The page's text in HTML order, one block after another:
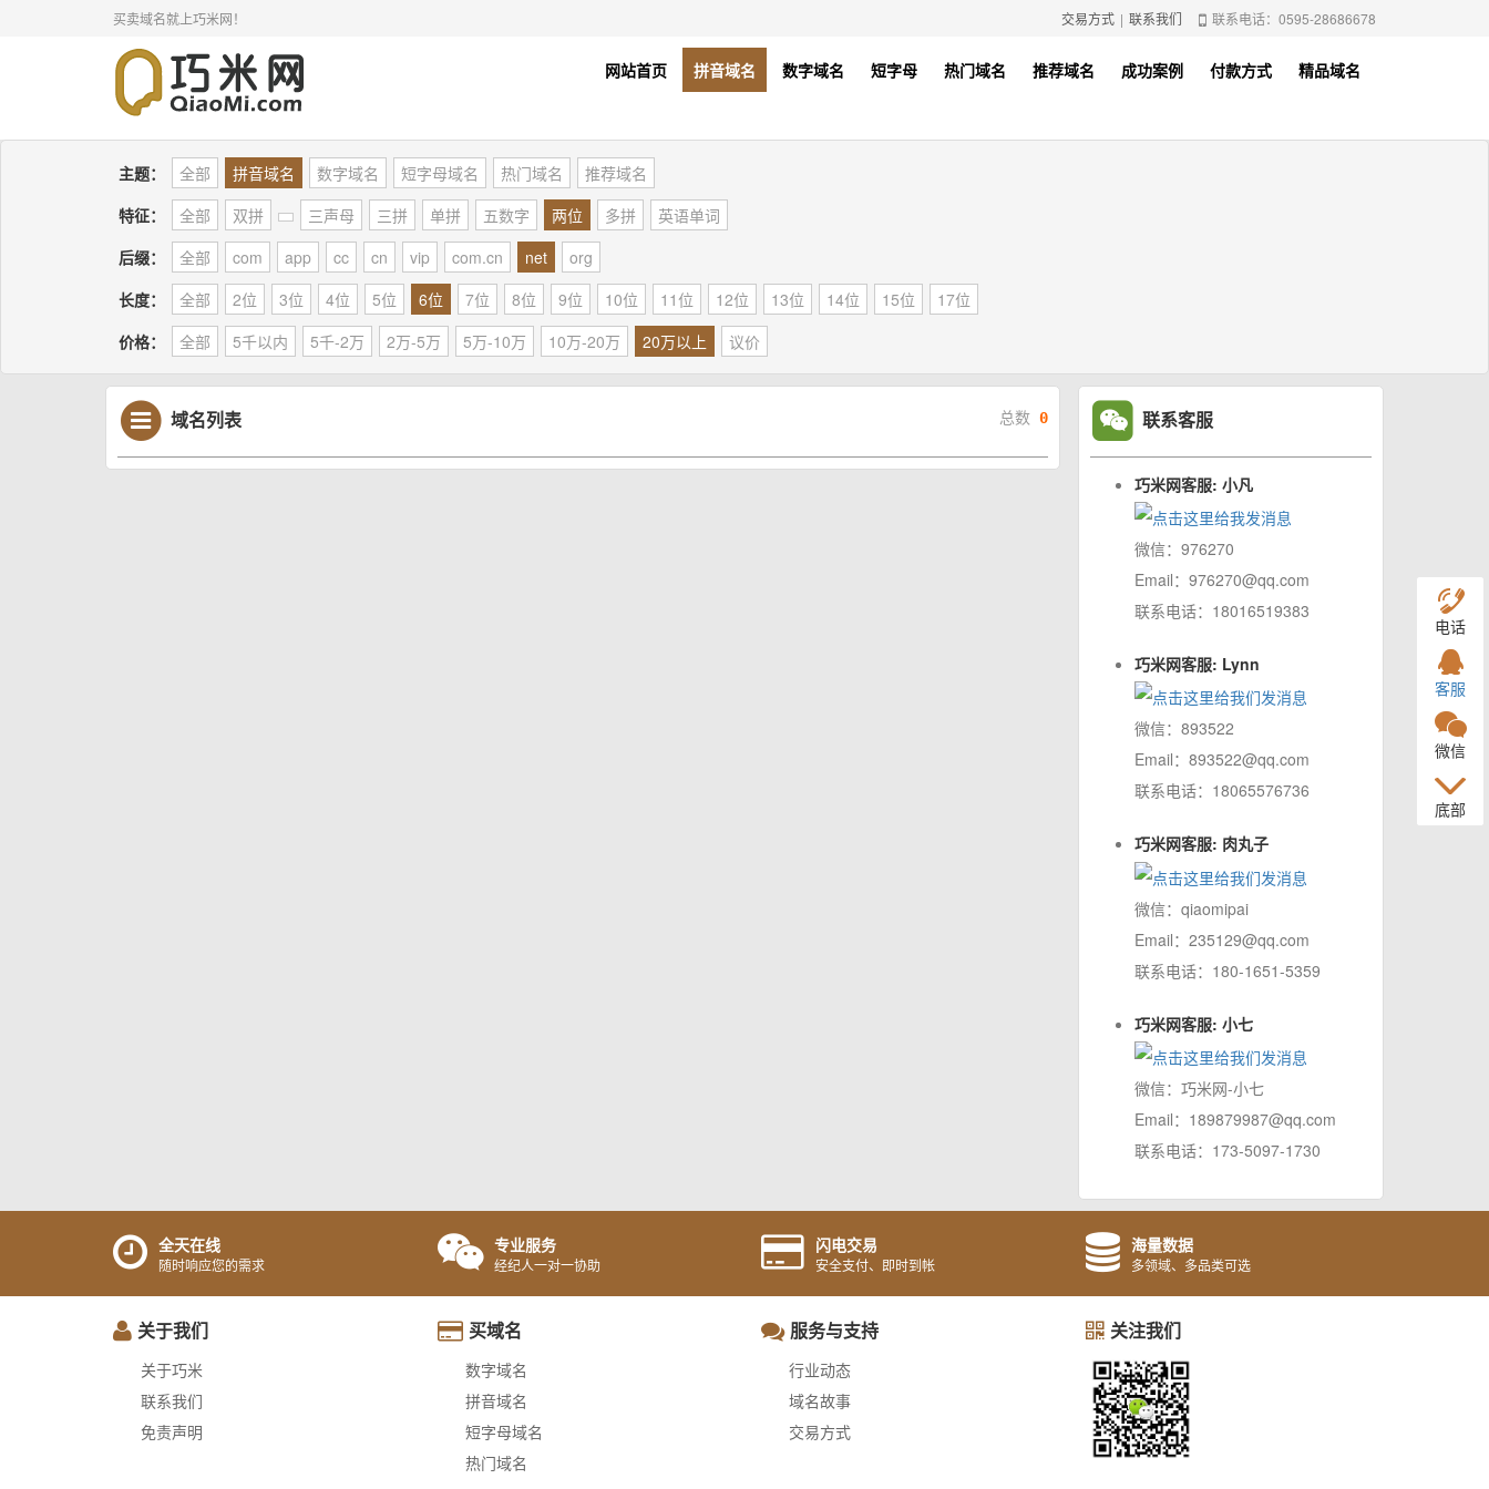
买卖域名就上巧米网！ 联系电话：0595-28686678
交易方式 | 联系我们
网站首页 拼音域名 数字域名 短字母 热门域名 推荐域名 成功案例 付款方式 精品域名
主题： 全部 拼音域名 数字域名 短字母域名 热门域名
推荐域名
特征：
全部 双拼 三声母 三拼 单拼 五数字 两位 多拼
英语单词
后缀：
全部 com app cc cn vip com.cn net
org
长度：
全部 2位 3位 4位 5位 6位 7位 8位 9位 10位 11位 12位 13位 14位 15位
17位
价格：
全部 5千以内 5千-2万 2万-5万 5万-10万 10万-20万 20万以上 议价
域名列表 总数 0 联系客服
巧米网客服: 小凡
微信：976270
Email：976270@qq.com
联系电话：18016519383
巧米网客服: Lynn
微信：893522
Email：893522@qq.com
联系电话：18065576736
巧米网客服: 肉丸子
微信：qiaomipai
Email：235129@qq.com
联系电话：180-1651-5359
巧米网客服: 小七
微信：巧米网-小七
Email：189879987@qq.com
联系电话：173-5097-1730
全天在线
随时响应您的需求
专业服务
经纪人一对一协助
闪电交易
安全支付、即时到帐
海量数据
多领域、多品类可选
关于我们
关于巧米
联系我们
免责声明
买域名
数字域名
拼音域名
短字母域名
热门域名
服务与支持
行业动态
域名故事
交易方式
关注我们
电话
客服
微信
底部